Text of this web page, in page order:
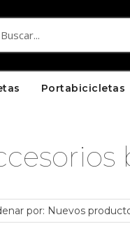
Portabicicletas
por: Nuevos